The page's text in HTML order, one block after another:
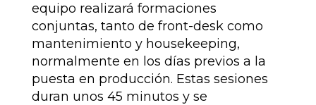
equipo realizará formaciones
conjuntas, tanto de front-desk como
mantenimiento y housekeeping,
normalmente en los días previos a la
puesta en producción. Estas sesiones
duran unos 45 minutos y se